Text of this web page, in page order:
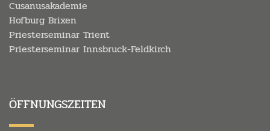
Cusanusakademie
Hofburg Brixen
Priesterseminar Trient
Priesterseminar Innsbruck-Feldkirch
ÖFFNUNGSZEITEN